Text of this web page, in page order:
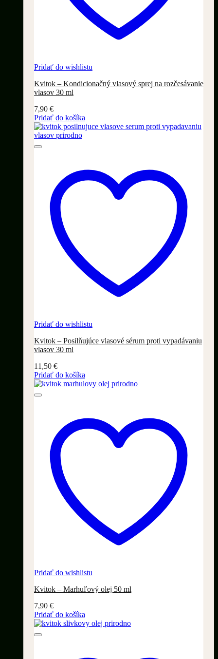
Pridať do wishlistu
Kvitok – Kondicionačný vlasový sprej na rozčesávanie
vlasov 30 ml
7,90 €
Pridať do košíka
Pridať do wishlistu
Kvitok – Posilňujúce vlasové sérum proti vypadávaniu
vlasov 30 ml
11,50 €
Pridať do košíka
Pridať do wishlistu
Kvitok – Marhuľový olej 50 ml
7,90 €
Pridať do košíka